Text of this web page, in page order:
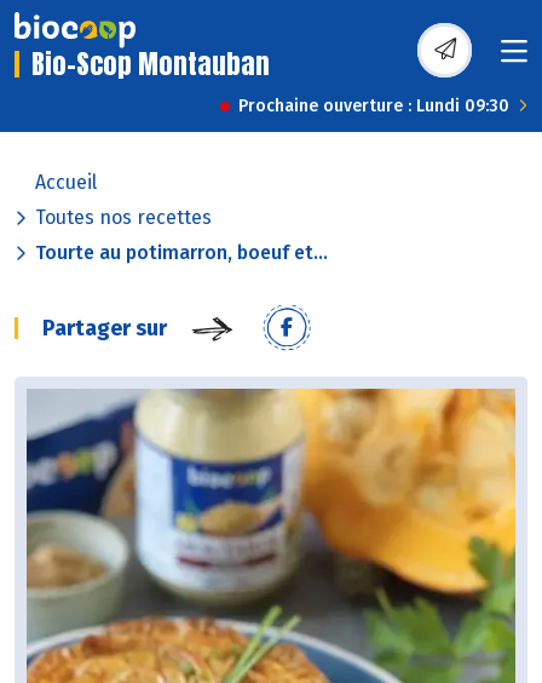
Bio-Scop Montauban
Prochaine ouverture : Lundi 09:30
Accueil
Toutes nos recettes
Tourte au potimarron, boeuf et...
Partager sur